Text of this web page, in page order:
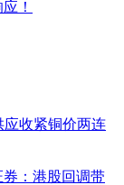
！
收紧铜价两连
：港股回调带